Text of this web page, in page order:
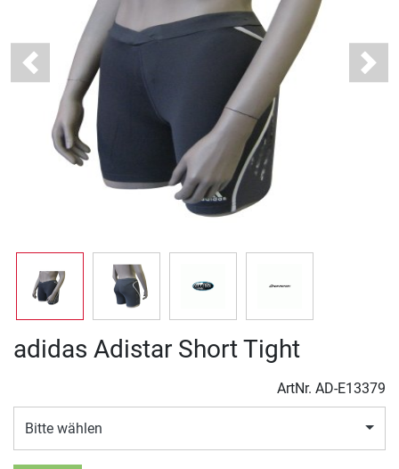
Previous Next
adidas Adistar Short Tight
ArtNr. AD-E13379
Bitte wählen